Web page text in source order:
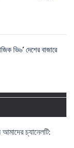
ভি৬’ দেশের বাজারে
চ্যানেলটি: